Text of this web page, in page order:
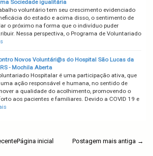
Sociedade igualitária
voluntário tem seu crescimento evidenciado
do estado e acima disso, o sentimento de
o próximo na forma que o indivíduo puder
Nessa perspectiva, o Programa de Voluntariado
Novos Voluntári@s do Hospital São Lucas da
- Mochila Aberta
Hospitalar é uma participação ativa, que
ação responsável e humana, no sentido de
a qualidade do acolhimento, promovendo o
aos pacientes e familiares. Devido a COVID 19 e
Postagem mais antiga →
Página inicial